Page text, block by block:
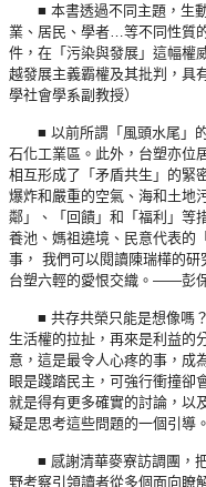
■ 本書透過不同主題，生動
業、居民、學者…等不同性質
件，在「污染與發展」這幅權
越發展主義霸權及其批判，
學社會學系副教授）
■ 以前所謂「風頭水尾」
石化工業區。此外，台塑亦位
相互形成了「矛盾共生」的緊
爆炸和嚴重的空氣、海和土地
鄰」、「回饋」和「福利」等
養池、媽祖遶境、民意代表的
事， 我們可以閱讀陳瑞樺的
台塑六輕的愛恨交織。——彭
■ 共存共榮只能是想像嗎？
生活權的拉扯，再來是利益的
意，這是最令人心疼的事，成
眼是踐踏民主，可強行衝撞卻
就是得有更多確實的討論，以
疑是思考這些問題的一個引
■ 感謝清華麥寮訪調團，把
野考察引領讀者從多個面向瞭